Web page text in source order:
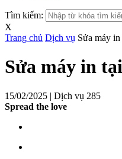
Tìm kiếm:
X
Trang chủ Dịch vụ Sửa máy
Sửa máy in
15/02/2025 | Dịch vụ 285
Spread the love